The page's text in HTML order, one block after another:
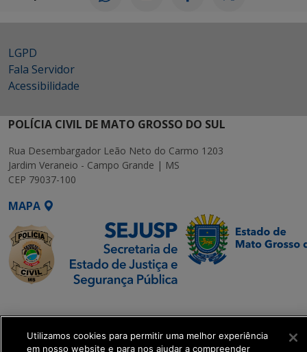
LGPD
Fala Servidor
Acessibilidade
POLÍCIA CIVIL DE MATO GROSSO DO SUL
Rua Desembargador Leão Neto do Carmo 1203
Jardim Veraneio - Campo Grande | MS
CEP 79037-100
MAPA
Executiva de
Transformação Digital
Utilizamos cookies para permitir uma melhor experiência
em nosso website e para nos ajudar a compreender